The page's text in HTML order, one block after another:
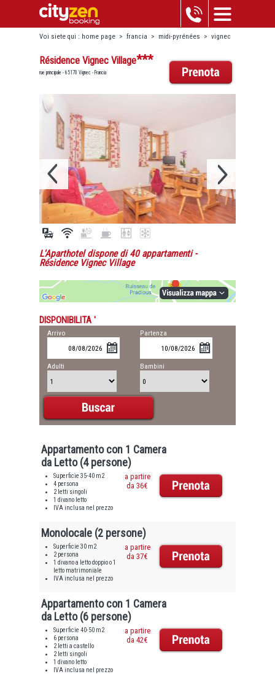
Voi siete qui : home page > francia > midi-pyrénées > vignec
>résidence vignec village
Résidence Vignec Village***
rue principale - 65170 Vignec - Francia
L'Aparthotel dispone di 40 appartamenti-
Résidence Vignec Village
DISPONIBILITA '
Arrivo Partenza
Adulti Bambini
Appartamento con 1 Camera
da Letto (4 persone)
Superficie 35-40 m2
4 persona
2 letti singoli
1 divano letto
IVA inclusa nel prezzo
a partire
da 36€
Monolocale (2 persone)
Superficie 30 m2
2 persona
1 divano a letto doppio o 1
letto matrimoniale
IVA inclusa nel prezzo
a partire
da 37€
Appartamento con 1 Camera
da Letto (6 persone)
Superficie 40-50 m2
6 persona
2 letti a castello
2 letti singoli
1 divano letto
IVA inclusa nel prezzo
a partire
da 42€